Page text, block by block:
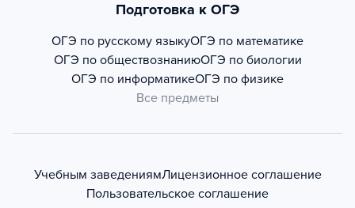
Подготовка к ОГЭ
ОГЭ по русскому языкуОГЭ по математике
ОГЭ по обществознаниюОГЭ по биологии
ОГЭ по информатикеОГЭ по физике
Все предметы
Учебным заведениямЛицензионное соглашение
Пользовательское соглашение